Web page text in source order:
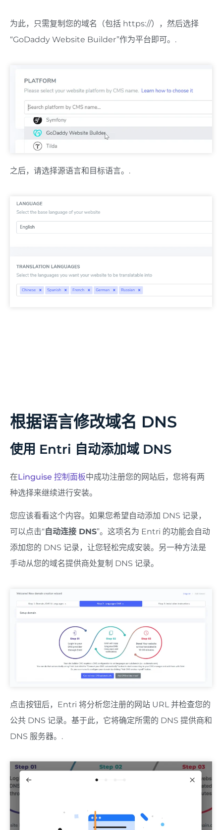
为此，只需复制您的域名（包括 https://），然后选择
“GoDaddy Website Builder”作为平台即可。.
之后，请选择源语言和目标语言。.
根据语言修改域名 DNS
使用 Entri 自动添加域 DNS
在Linguise 控制面板中成功注册您的网站后，您将有两
种选择来继续进行安装。
您应该看看这个内容。如果您希望自动添加 DNS 记录，
可以点击“ 自动连接 DNS”。这项名为 Entri 的功能会自动
添加您的 DNS 记录，让您轻松完成安装。另一种方法是
手动从您的域名提供商处复制 DNS 记录。
点击按钮后，Entri 将分析您注册的网站 URL 并检查您的
公共 DNS 记录。基于此，它将确定所需的 DNS 提供商和
DNS 服务器。.